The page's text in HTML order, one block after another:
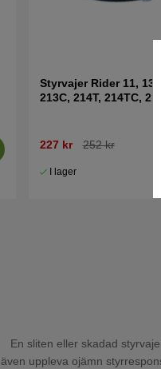
Styrvajer Rider 11, 13,
227 kr 252 kr
I lager
En sliten eller skadad
även uppleva ojämn